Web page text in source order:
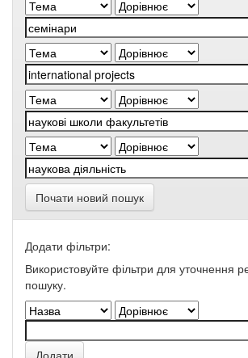
Почати новий пошук
Додати фільтри:
Використовуйте фільтри для уточнення
пошуку.